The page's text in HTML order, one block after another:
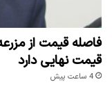
فاصله قیمت از
قیمت نهایی دارد
4 ساعت پیش